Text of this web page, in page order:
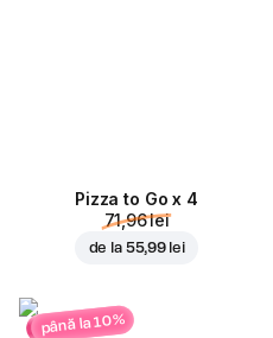
Pizza to Go x 4
71,96 lei
de la 55,99 lei
până la 10%